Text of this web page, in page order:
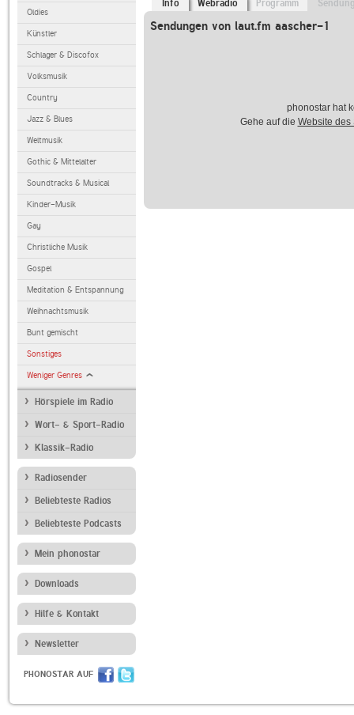
Oldies
Künstler
Schlager & Discofox
Volksmusik
Country
Jazz & Blues
Weltmusik
Gothic & Mittelalter
Soundtracks & Musical
Kinder-Musik
Gay
Christliche Musik
Gospel
Meditation & Entspannung
Weihnachtsmusik
Bunt gemischt
Sonstiges
Weniger Genres
Hörspiele im Radio
Wort- & Sport-Radio
Klassik-Radio
Radiosender
Beliebteste Radios
Beliebteste Podcasts
Mein phonostar
Downloads
Hilfe & Kontakt
Newsletter
PHONOSTAR AUF
Info Webradio Programm
Sendungen von laut.fm aascher-1
phonostar hat
Gehe auf die Website des